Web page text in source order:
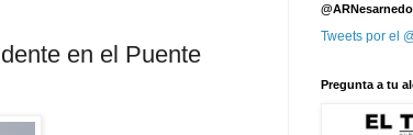
en el Puente
@ARNesarnedo
Tweets por el
Pregunta a tu